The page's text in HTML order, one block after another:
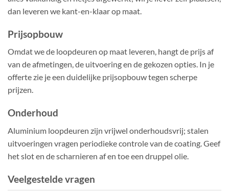
dan leveren we kant-en-klaar op maat.
Prijsopbouw
Omdat we de loopdeuren op maat leveren, hangt de prijs af
van de afmetingen, de uitvoering en de gekozen opties. In je
offerte zie je een duidelijke prijsopbouw tegen scherpe
prijzen.
Onderhoud
Aluminium loopdeuren zijn vrijwel onderhoudsvrij; stalen
uitvoeringen vragen periodieke controle van de coating. Geef
het slot en de scharnieren af en toe een druppel olie.
Veelgestelde vragen